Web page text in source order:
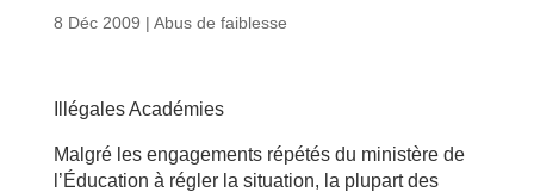
8 Déc 2009 | Abus de faiblesse
Illégales Académies
Malgré les engagements répétés du ministère de
l’Éducation à régler la situation, la plupart des